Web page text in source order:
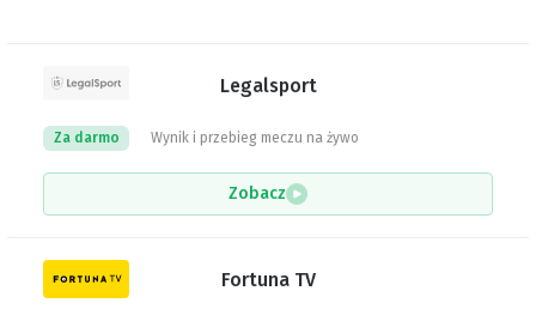
Legalsport
Wynik i przebieg meczu na żywo
Za darmo
Zobacz
Fortuna TV